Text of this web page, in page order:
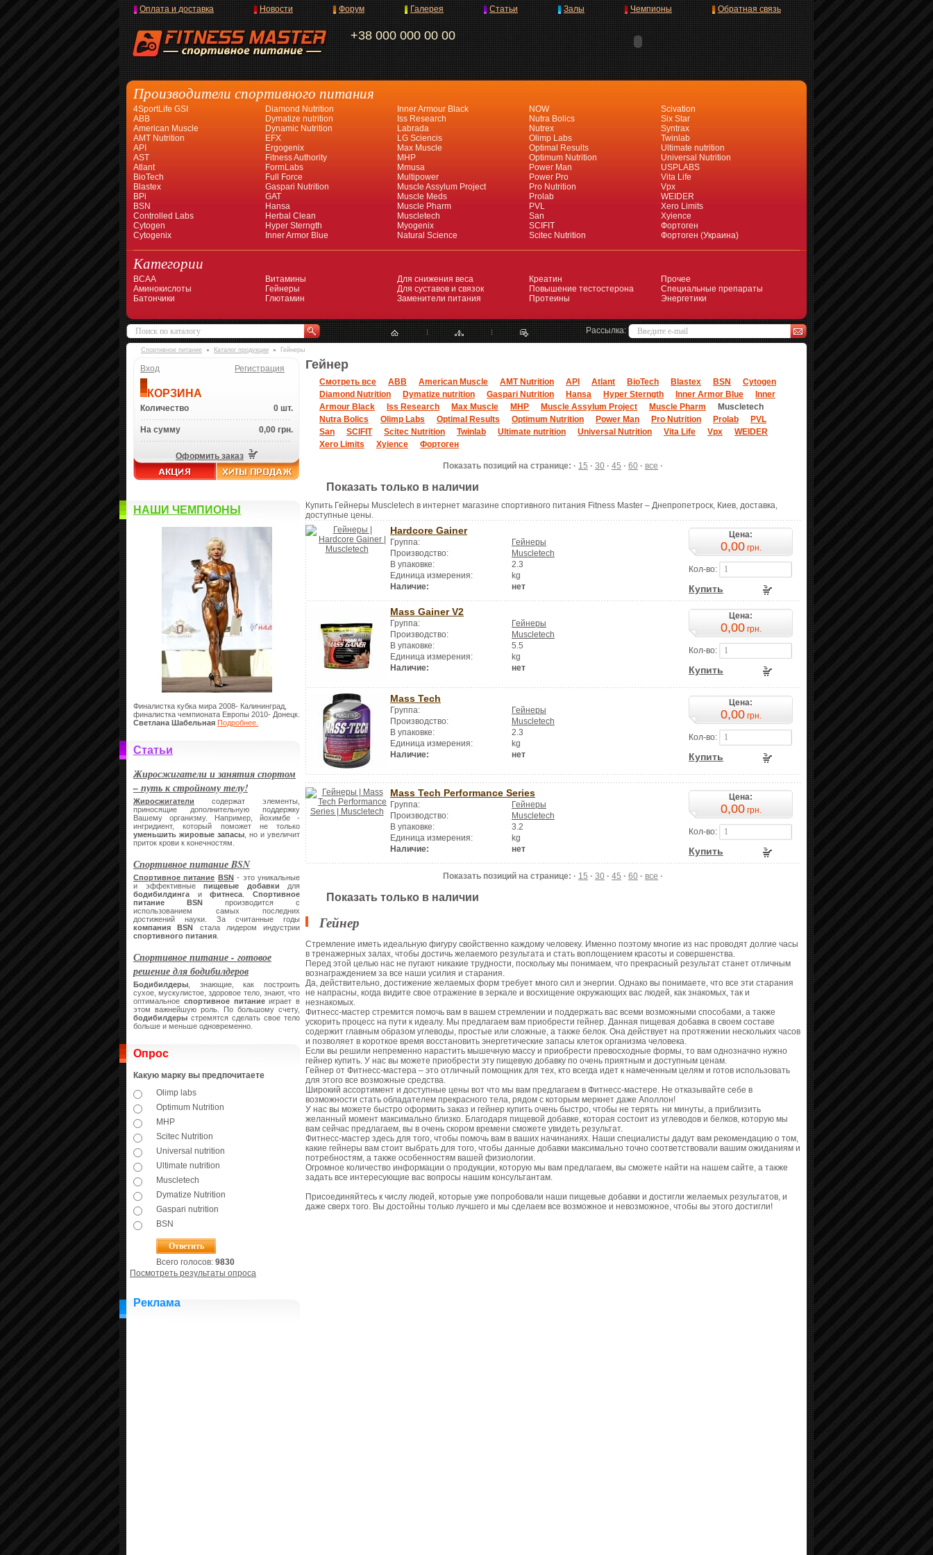
+38 000 000 00 00
Оплата и доставка Новости Форум Галерея Статьи Залы Чемпионы Обратная связь
Производители спортивного питания
4SportLife GSI
ABB
American Muscle
AMT Nutrition
API
AST
Atlant
BioTech
Blastex
BPi
BSN
Controlled Labs
Cytogen
Cytogenix
Diamond Nutrition
Dymatize nutrition
Dynamic Nutrition
EFX
Ergogenix
Fitness Authority
FormLabs
Full Force
Gaspari Nutrition
GAT
Hansa
Herbal Clean
Hyper Sterngth
Inner Armor Blue
Inner Armour Black
Iss Research
Labrada
LG Sciencis
Max Muscle
MHP
Mmusa
Multipower
Muscle Assylum Project
Muscle Meds
Muscle Pharm
Muscletech
Myogenix
Natural Science
NOW
Nutra Bolics
Nutrex
Olimp Labs
Optimal Results
Optimum Nutrition
Power Man
Power Pro
Pro Nutrition
Prolab
PVL
San
SCIFIT
Scitec Nutrition
Scivation
Six Star
Syntrax
Twinlab
Ultimate nutrition
Universal Nutrition
USPLABS
Vita Life
Vpx
WEIDER
Xero Limits
Xyience
Фортоген
Фортоген (Украина)
Категории
BCAA
Аминокислоты
Батончики
Витамины
Гейнеры
Глютамин
Для снижения веса
Для суставов и связок
Заменители питания
Креатин
Повышение тестостерона
Протеины
Прочее
Специальные препараты
Энергетики
Рассылка:
Спортивное питание Каталог продукции Гейнеры
Вход Регистрация
КОРЗИНА
Количество 0 шт.
На сумму 0,00 грн.
Оформить заказ
НАШИ ЧЕМПИОНЫ
Финалистка кубка мира 2008- Калининград,
финалистка чемпионата Европы 2010- Донецк.
Светлана Шабельная Подробнее.
Статьи
Жиросжигатели и занятия спортом
– путь к стройному телу!
Жиросжигатели содержат элементы,
приносящие дополнительную поддержку
Вашему организму. Например, йохимбе -
ингридиент, который поможет не только
уменьшить жировые запасы , но и увеличит
приток крови к конечностям.
Спортивное питание BSN
Спортивное питание BSN- это уникальные
и эффективные пищевые добавки для
бодибилдинга ифитнеса .Спортивное
питание
BSN производится с
использованием самых последних
достижений науки. За считанные годы
компания
BSN стала лидером индустрии
спортивного питания
Спортивное питание - готовое
решение для бодибилдеров
Бодибилдеры , знающие, как построить
сухое, мускулистое, здоровое тело, знают, что
оптимальное спортивное питаниеиграет в
этом важнейшую роль. По большому счету,
бодибилдеры стремятся сделать свое тело
больше и меньше одновременно.
Опрос
Какую марку вы предпочитаете
Olimp labs
Optimum Nutrition
MHP
Scitec Nutrition
Universal nutrition
Ultimate nutrition
Muscletech
Dymatize Nutrition
Gaspari nutrition
BSN
Всего голосов: 9830
Посмотреть результаты опроса
Реклама
Гейнер
Смотреть все ABB American Muscle AMT Nutrition API Atlant BioTech Blastex BSN
Cytogen
Diamond Nutrition
Dymatize nutrition Gaspari Nutrition Hansa Hyper Sterngth Inner Armor Blue
Inner
Armour Black
Iss Research Max Muscle MHP Muscle Assylum Project Muscle Pharm
Muscletech
Nutra Bolics
Olimp Labs Optimal Results Optimum Nutrition Power Man Pro Nutrition Prolab
PVL
San
SCIFIT Scitec Nutrition Twinlab Ultimate nutrition Universal Nutrition Vita Life Vpx
WEIDER
Xero Limits
Xyience Фортоген
Показать позиций на странице: · 15 · 30 · 45 · 60 · все ·
Показать только в наличии
Купить Гейнеры Muscletech в интернет магазине спортивного питания Fitness Master – Днепропетроск, Киев, доставка,
доступные цены.
Hardcore Gainer
Группа:
Гейнеры
Производство:
Muscletech
В упаковке:
2.3
Единица измерения:
kg
Наличие:
нет
Цена:
0,00грн.
Кол-во:
Купить
Mass Gainer V2
Группа:
Гейнеры
Производство:
Muscletech
В упаковке:
5.5
Единица измерения:
kg
Наличие:
нет
Цена:
0,00грн.
Кол-во:
Купить
Mass Tech
Группа:
Гейнеры
Производство:
Muscletech
В упаковке:
2.3
Единица измерения:
kg
Наличие:
нет
Цена:
0,00грн.
Кол-во:
Купить
Mass Tech Performance Series
Группа:
Гейнеры
Производство:
Muscletech
В упаковке:
3.2
Единица измерения:
kg
Наличие:
нет
Цена:
0,00грн.
Кол-во:
Купить
Показать позиций на странице: · 15 · 30 · 45 · 60 · все ·
Показать только в наличии
Гейнер
Стремление иметь идеальную фигуру свойственно каждому человеку. Именно поэтому многие из нас проводят долгие часы
в тренажерных залах, чтобы достичь желаемого результата и стать воплощением красоты и совершенства.
Перед этой целью нас не пугают никакие трудности, поскольку мы понимаем, что прекрасный результат станет отличным
вознаграждением за все наши усилия и старания.
Да, действительно, достижение желаемых форм требует много сил и энергии. Однако вы понимаете, что все эти старания
не напрасны, когда видите свое отражение в зеркале и восхищение окружающих вас людей, как знакомых, так и
незнакомых.
Фитнесс-мастер стремится помочь вам в вашем стремлении и поддержать вас всеми возможными способами, а также
ускорить процесс на пути к идеалу. Мы предлагаем вам приобрести гейнер. Данная пищевая добавка в своем составе
содержит главным образом углеводы, простые или сложные, а также белок. Она действует на протяжении нескольких часов
и позволяет в короткое время восстановить энергетические запасы клеток организма человека.
Если вы решили непременно нарастить мышечную массу и приобрести превосходные формы, то вам однозначно нужно
гейнер купить. У нас вы можете приобрести эту пищевую добавку по очень приятным и доступным ценам.
Гейнер от Фитнесс-мастера – это отличный помощник для тех, кто всегда идет к намеченным целям и готов использовать
для этого все возможные средства.
Широкий ассортимент и доступные цены вот что мы вам предлагаем в Фитнесс-мастере. Не отказывайте себе в
возможности стать обладателем прекрасного тела, рядом с которым меркнет даже Аполлон!
У нас вы можете быстро оформить заказ и гейнер купить очень быстро, чтобы не терять ни минуты, а приблизить
желанный момент максимально близко. Благодаря пищевой добавке, которая состоит из углеводов и белков, которую мы
вам сейчас предлагаем, вы в очень скором времени сможете увидеть результат.
Фитнесс-мастер здесь для того, чтобы помочь вам в ваших начинаниях. Наши специалисты дадут вам рекомендацию о том,
какие гейнеры вам стоит выбрать для того, чтобы данные добавки максимально точно соответствовали вашим ожиданиям и
потребностям, а также особенностям вашей физиологии.
Огромное количество информации о продукции, которую мы вам предлагаем, вы сможете найти на нашем сайте, а также
задать все интересующие вас вопросы нашим консультантам.
Присоединяйтесь к числу людей, которые уже попробовали наши пищевые добавки и достигли желаемых результатов, и
даже сверх того. Вы достойны только лучшего и мы сделаем все возможное и невозможное, чтобы вы этого достигли!